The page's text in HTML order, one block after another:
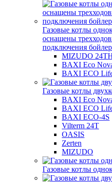
Газовые котлы
оснащены
подключения
MIZUDO
BAXI Eco
BAXI ECO
Газовые котлы
BAXI Eco
BAXI ECO
BAXI ECO-4S
Vilterm 24T
OASIS
Zerten
MIZUDO
Газовые котлы